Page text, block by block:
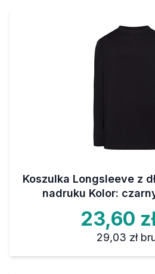
Koszulka Longsleeve z
nadruku Kolor:
23,60
29,03 zł